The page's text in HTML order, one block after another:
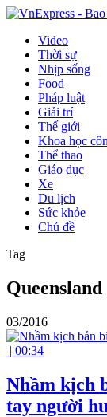
Video
Thời sự
Nhịp sống
Food
Pháp luật
Giải trí
Thế giới
Khoa học
Thể thao
Giáo dục
Xe
Du lịch
Sức khỏe
Chủ đề
Tag
Queensland
03/2016
| 00:34
Nhầm kịch
tay người